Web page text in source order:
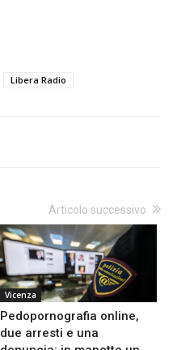
Libera Radio
Articolo successivo
Vicenza
Pedopornografia online,
due arresti e una